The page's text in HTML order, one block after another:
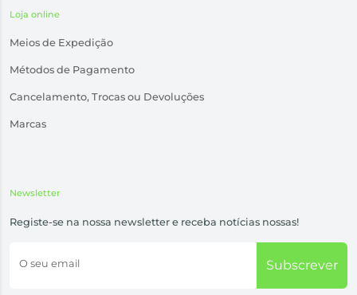
Loja online
Meios de Expedição
Métodos de Pagamento
Cancelamento, Trocas ou Devoluções
Marcas
Newsletter
Registe-se na nossa newsletter e receba notícias nossas!
O seu email Subscrever